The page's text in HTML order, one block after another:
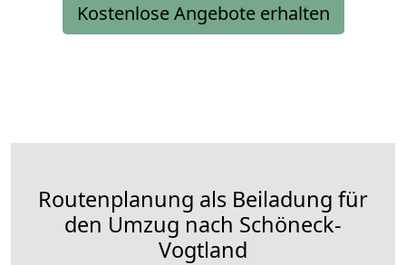
Kostenlose Angebote erhalten
Routenplanung als Beiladung für
den Umzug nach Schöneck-
Vogtland